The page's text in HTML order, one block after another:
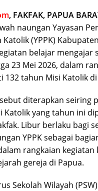
, FAKFAK, PAPUA
naungan Yayasan
(YPPK)
belajar mengajar
23 Mei 2026, dalam
132 tahun Misi Katolik di
diterapkan seiring
Katolik yang tahun ini
Libur berlaku bagi
YPPK sebagai
rangkaian kegiatan
gereja di Papua.
Sekolah Wilayah (PSW)